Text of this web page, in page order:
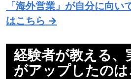
「海外営業」が自分に向い
はこちら →
経験者が教える、
がアップしたの